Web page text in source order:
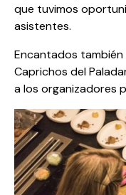
que tuvimos
asistentes.
Encantados también
Caprichos del
a los organizadores